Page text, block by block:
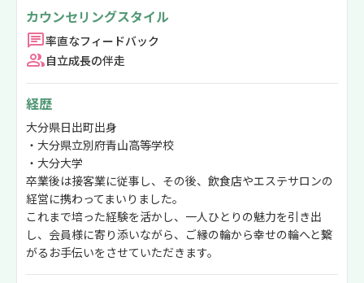
カウンセリングスタイル
率直なフィードバック
自立成長の伴走
経歴
大分県日出町出身
・大分県立別府青山高等学校
・大分大学
卒業後は接客業に従事し、その後、飲食店やエステサロンの
経営に携わってまいりました。
これまで培った経験を活かし、一人ひとりの魅力を引き出
し、会員様に寄り添いながら、ご縁の輪から幸せの輪へと繋
がるお手伝いをさせていただきます。